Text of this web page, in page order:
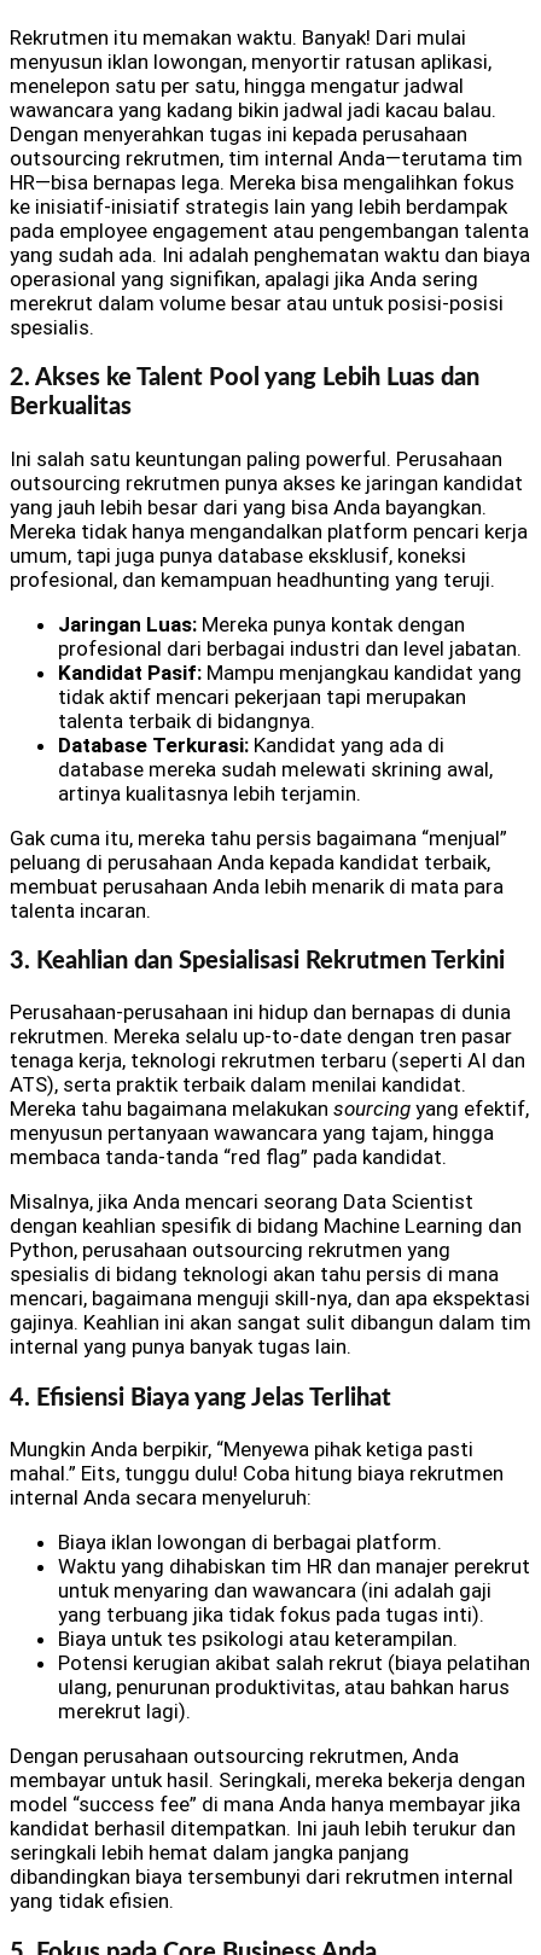
Rekrutmen itu memakan waktu. Banyak! Dari mulai
menyusun iklan lowongan, menyortir ratusan aplikasi,
menelepon satu per satu, hingga mengatur jadwal
wawancara yang kadang bikin jadwal jadi kacau balau.
Dengan menyerahkan tugas ini kepada perusahaan
outsourcing rekrutmen, tim internal Anda—terutama tim
HR—bisa bernapas lega. Mereka bisa mengalihkan fokus
ke inisiatif-inisiatif strategis lain yang lebih berdampak
pada employee engagement atau pengembangan talenta
yang sudah ada. Ini adalah penghematan waktu dan biaya
operasional yang signifikan, apalagi jika Anda sering
merekrut dalam volume besar atau untuk posisi-posisi
spesialis.
2. Akses ke Talent Pool yang Lebih Luas dan
Berkualitas
Ini salah satu keuntungan paling powerful. Perusahaan
outsourcing rekrutmen punya akses ke jaringan kandidat
yang jauh lebih besar dari yang bisa Anda bayangkan.
Mereka tidak hanya mengandalkan platform pencari kerja
umum, tapi juga punya database eksklusif, koneksi
profesional, dan kemampuan headhunting yang teruji.
Jaringan Luas: Mereka punya kontak dengan
profesional dari berbagai industri dan level jabatan.
Kandidat Pasif: Mampu menjangkau kandidat yang
tidak aktif mencari pekerjaan tapi merupakan
talenta terbaik di bidangnya.
Database Terkurasi: Kandidat yang ada di
database mereka sudah melewati skrining awal,
artinya kualitasnya lebih terjamin.
Gak cuma itu, mereka tahu persis bagaimana “menjual”
peluang di perusahaan Anda kepada kandidat terbaik,
membuat perusahaan Anda lebih menarik di mata para
talenta incaran.
3. Keahlian dan Spesialisasi Rekrutmen Terkini
Perusahaan-perusahaan ini hidup dan bernapas di dunia
rekrutmen. Mereka selalu up-to-date dengan tren pasar
tenaga kerja, teknologi rekrutmen terbaru (seperti AI dan
ATS), serta praktik terbaik dalam menilai kandidat.
Mereka tahu bagaimana melakukan sourcing yang efektif,
menyusun pertanyaan wawancara yang tajam, hingga
membaca tanda-tanda “red flag” pada kandidat.
Misalnya, jika Anda mencari seorang Data Scientist
dengan keahlian spesifik di bidang Machine Learning dan
Python, perusahaan outsourcing rekrutmen yang
spesialis di bidang teknologi akan tahu persis di mana
mencari, bagaimana menguji skill-nya, dan apa ekspektasi
gajinya. Keahlian ini akan sangat sulit dibangun dalam tim
internal yang punya banyak tugas lain.
4. Efisiensi Biaya yang Jelas Terlihat
Mungkin Anda berpikir, “Menyewa pihak ketiga pasti
mahal.” Eits, tunggu dulu! Coba hitung biaya rekrutmen
internal Anda secara menyeluruh:
Biaya iklan lowongan di berbagai platform.
Waktu yang dihabiskan tim HR dan manajer perekrut
untuk menyaring dan wawancara (ini adalah gaji
yang terbuang jika tidak fokus pada tugas inti).
Biaya untuk tes psikologi atau keterampilan.
Potensi kerugian akibat salah rekrut (biaya pelatihan
ulang, penurunan produktivitas, atau bahkan harus
merekrut lagi).
Dengan perusahaan outsourcing rekrutmen, Anda
membayar untuk hasil. Seringkali, mereka bekerja dengan
model “success fee” di mana Anda hanya membayar jika
kandidat berhasil ditempatkan. Ini jauh lebih terukur dan
seringkali lebih hemat dalam jangka panjang
dibandingkan biaya tersembunyi dari rekrutmen internal
yang tidak efisien.